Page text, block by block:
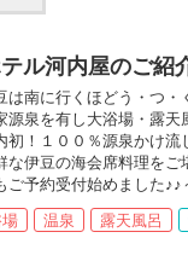
ル河内屋のご紹
は南に行くほどう・つ・
泉を有し大浴場・露天
！１００％源泉かけ流
伊豆の海会席料理をご
ご予約受付始めました♪♪
場
温泉 露天風呂